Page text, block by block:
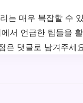
는 매우 복잡할 수
서 언급한 팁들을
은 댓글로 남겨주세